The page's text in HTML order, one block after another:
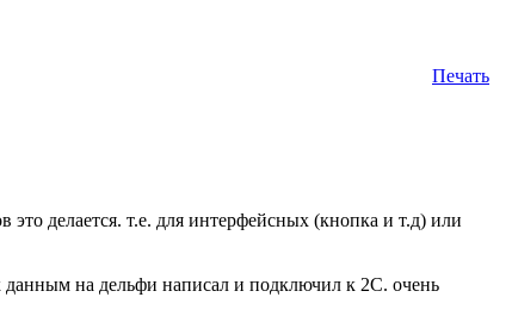
Печать
делается. т.е. для интерфейсных (кнопка и т.д) или
данным на дельфи написал и подключил к 2С. очень